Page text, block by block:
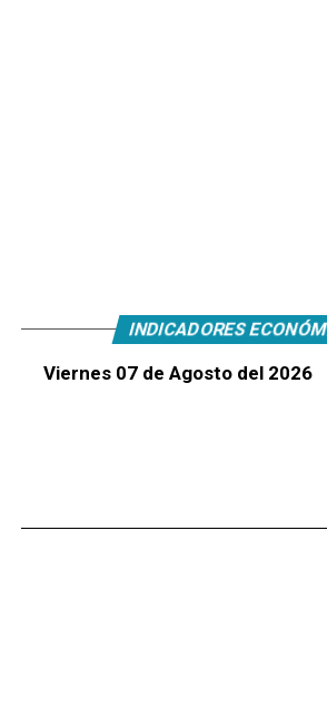
INDICADORES
Viernes 07 de Agosto del 2026